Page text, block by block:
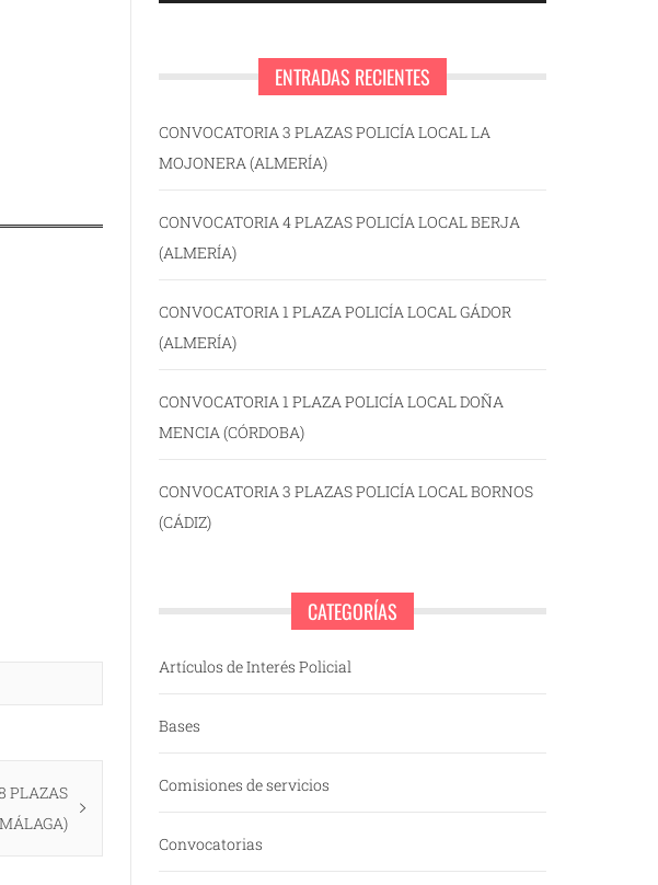
PLAZAS
ENTRADAS RECIENTES
CONVOCATORIA 3 PLAZAS POLICÍA LOCAL LA
MOJONERA (ALMERÍA)
CONVOCATORIA 4 PLAZAS POLICÍA LOCAL BERJA
(ALMERÍA)
CONVOCATORIA 1 PLAZA POLICÍA LOCAL GÁDOR
(ALMERÍA)
CONVOCATORIA 1 PLAZA POLICÍA LOCAL DOÑA
MENCIA (CÓRDOBA)
CONVOCATORIA 3 PLAZAS POLICÍA LOCAL BORNOS
(CÁDIZ)
CATEGORÍAS
Artículos de Interés Policial
Bases
Comisiones de servicios
Convocatorias